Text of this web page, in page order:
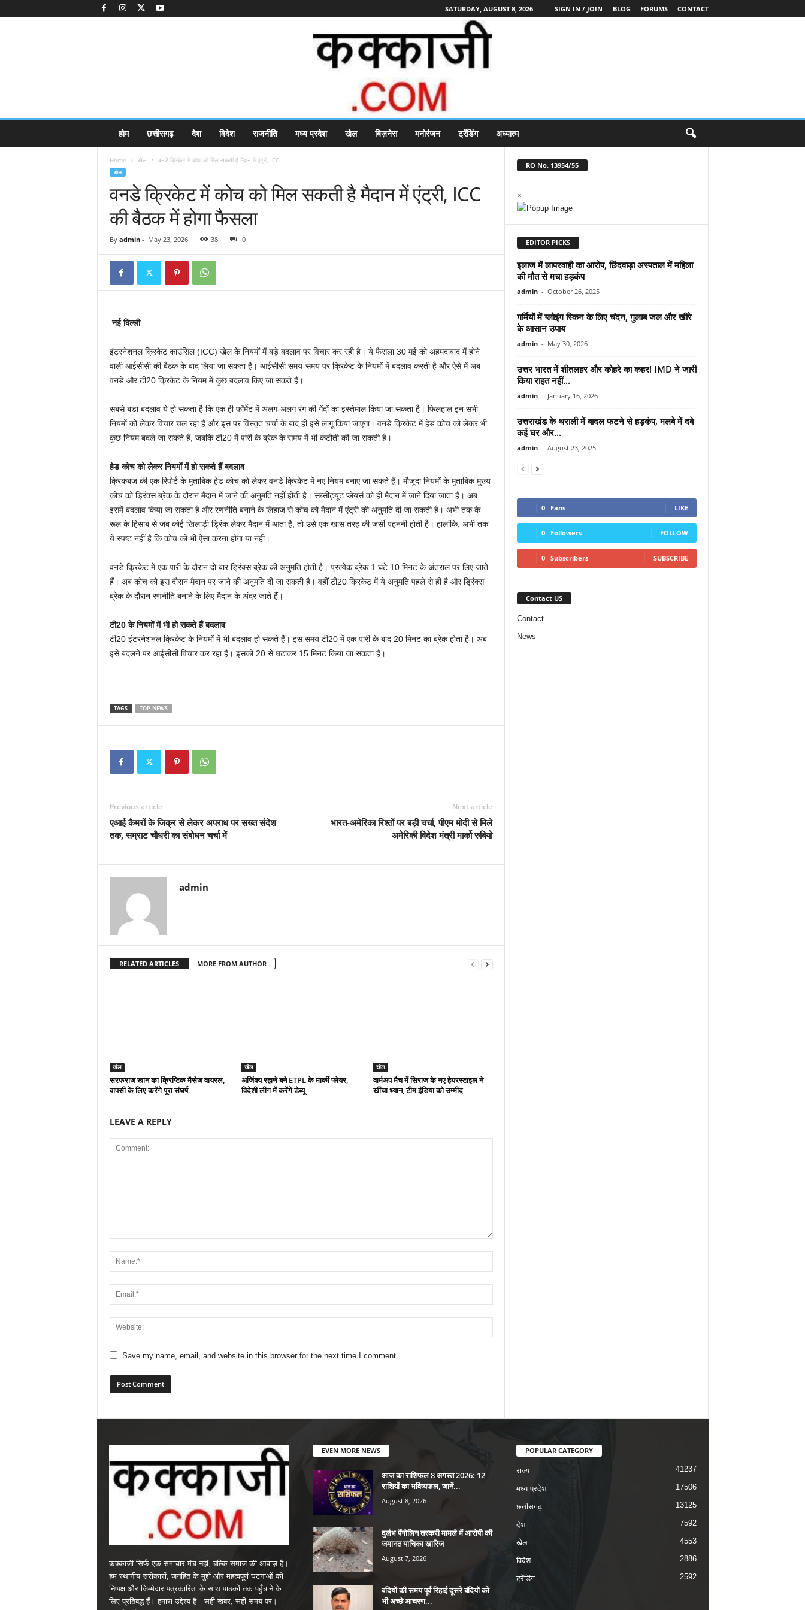
SATURDAY, AUGUST 8, 2026 SIGN IN / JOIN BLOG FORUMS CONTACT
k
होम छत्तीसगढ़ देश विदेश राजनीति मध्य प्रदेश खेल बिज़नेस मनोरंजन ट्रेंडिंग अध्यात्म
Home खेल वनडे क्रिकेट में कोच को मिल सकती है मैदान में एंट्री, ICC...
खेल
वनडे क्रिकेट में कोच को मिल सकती है मैदान में एंट्री, ICC
की बैठक में होगा फैसला
By admin- May 23, 2026 38 0
नई दिल्ली
इंटरनेशनल क्रिकेट काउंसिल (ICC) खेल के नियमों में बड़े बदलाव पर विचार कर रही है। ये फैसला 30 मई को अहमदाबाद में होने
वाली आईसीसी की बैठक के बाद लिया जा सकता है। आईसीसी समय-समय पर क्रिकेट के नियमों में बदलाव करती है और ऐसे में अब
वनडे और टी20 क्रिकेट के नियम में कुछ बदलाव किए जा सकते हैं।
सबसे बड़ा बदलाव ये हो सकता है कि एक ही फॉर्मेट में अलग-अलग रंग की गेंदों का इस्तेमाल किया जा सकता है। फिलहाल इन सभी
नियमों को लेकर विचार चल रहा है और इस पर विस्तृत चर्चा के बाद ही इसे लागू किया जाएगा। वनडे क्रिकेट में हेड कोच को लेकर भी
कुछ नियम बदले जा सकते हैं, जबकि टी20 में पारी के ब्रेक के समय में भी कटौती की जा सकती है।
हेड कोच को लेकर नियमों में हो सकते हैं बदलाव
क्रिकबज की एक रिपोर्ट के मुताबिक हेड कोच को लेकर वनडे क्रिकेट में नए नियम बनाए जा सकते हैं। मौजूदा नियमों के मुताबिक मुख्य
कोच को ड्रिंक्स ब्रेक के दौरान मैदान में जाने की अनुमति नहीं होती है। सब्सीट्यूट प्लेयर्स को ही मैदान में जाने दिया जाता है। अब
इसमें बदलाव किया जा सकता है और रणनीति बनाने के लिहाज से कोच को मैदान में एंट्री की अनुमति दी जा सकती है। अभी तक के
रूल के हिसाब से जब कोई खिलाड़ी ड्रिंक लेकर मैदान में आता है, तो उसे एक खास तरह की जर्सी पहननी होती है। हालांकि, अभी तक
ये स्पष्ट नहीं है कि कोच को भी ऐसा करना होगा या नहीं।
वनडे क्रिकेट में एक पारी के दौरान दो बार ड्रिंक्स ब्रेक की अनुमति होती है। प्रत्येक ब्रेक 1 घंटे 10 मिनट के अंतराल पर लिए जाते
हैं। अब कोच को इस दौरान मैदान पर जाने की अनुमति दी जा सकती है। वहीं टी20 क्रिकेट में ये अनुमति पहले से ही है और ड्रिंक्स
ब्रेक के दौरान रणनीति बनाने के लिए मैदान के अंदर जाते हैं।
टी20 के नियमों में भी हो सकते हैं बदलाव
टी20 इंटरनेशनल क्रिकेट के नियमों में भी बदलाव हो सकते हैं। इस समय टी20 में एक पारी के बाद 20 मिनट का ब्रेक होता है। अब
इसे बदलने पर आईसीसी विचार कर रहा है। इसको 20 से घटाकर 15 मिनट किया जा सकता है।
TAGS TOP-NEWS
Previous article
एआई कैमरों के जिक्र से लेकर अपराध पर सख्त संदेश
तक, सम्राट चौधरी का संबोधन चर्चा में
Next article
भारत-अमेरिका रिश्तों पर बड़ी चर्चा, पीएम मोदी से मिले
अमेरिकी विदेश मंत्री मार्को रुबियो
admin
RELATED ARTICLES MORE FROM AUTHOR
खेल
सरफराज खान का क्रिप्टिक मैसेज वायरल,
वापसी के लिए करेंगे पूरा संघर्ष
खेल
अजिंक्य रहाणे बने ETPL के मार्की प्लेयर,
विदेशी लीग में करेंगे डेब्यू
खेल
वार्मअप मैच में सिराज के नए हेयरस्टाइल ने
खींचा ध्यान, टीम इंडिया को उम्मीद
LEAVE A REPLY
Save my name, email, and website in this browser for the next time I comment.
RO No. 13954/55
×
EDITOR PICKS
इलाज में लापरवाही का आरोप, छिंदवाड़ा अस्पताल में महिला
की मौत से मचा हड़कंप
admin - October 26, 2025
गर्मियों में ग्लोइंग स्किन के लिए चंदन, गुलाब जल और खीरे
के आसान उपाय
admin - May 30, 2026
उत्तर भारत में शीतलहर और कोहरे का कहर! IMD ने जारी
किया राहत नहीं...
admin - January 16, 2026
उत्तराखंड के थराली में बादल फटने से हड़कंप, मलबे में दबे
कई घर और...
admin - August 23, 2025
0 Fans LIKE
0 Followers FOLLOW
0 Subscribers SUBSCRIBE
Contact US
Contact
News
कक्काजी सिर्फ एक समाचार मंच नहीं, बल्कि समाज की आवाज़ है।
हम स्थानीय सरोकारों, जनहित के मुद्दों और महत्वपूर्ण घटनाओं को
निष्पक्ष और जिम्मेदार पत्रकारिता के साथ पाठकों तक पहुँचाने के
लिए प्रतिबद्ध हैं। हमारा उद्देश्य है—सही खबर, सही समय पर।
EVEN MORE NEWS
आज का राशिफल 8 अगस्त 2026: 12
राशियों का भविष्यफल, जानें...
August 8, 2026
दुर्लभ पैंगोलिन तस्करी मामले में आरोपी की
जमानत याचिका खारिज
August 7, 2026
बंदियों की समय पूर्व रिहाई दूसरे बंदियों को
भी अच्छे आचरण...
POPULAR CATEGORY
राज्य 41237
मध्य प्रदेश 17506
छत्तीसगढ़ 13125
देश 7592
खेल 4553
विदेश 2886
ट्रेंडिंग 2592